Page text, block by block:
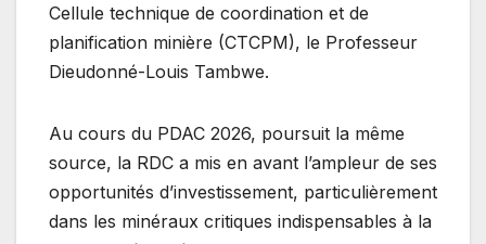
Cellule technique de coordination et de
planification minière (CTCPM), le Professeur
Dieudonné-Louis Tambwe.
Au cours du PDAC 2026, poursuit la même
source, la RDC a mis en avant l’ampleur de ses
opportunités d’investissement, particulièrement
dans les minéraux critiques indispensables à la